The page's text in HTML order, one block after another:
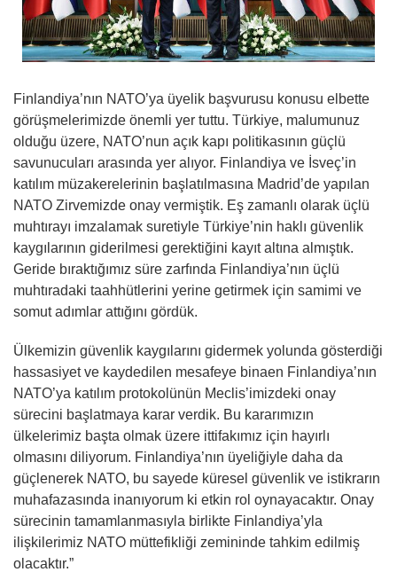
Finlandiya’nın NATO’ya üyelik başvurusu konusu elbette
görüşmelerimizde önemli yer tuttu. Türkiye, malumunuz
olduğu üzere, NATO’nun açık kapı politikasının güçlü
savunucuları arasında yer alıyor. Finlandiya ve İsveç’in
katılım müzakerelerinin başlatılmasına Madrid’de yapılan
NATO Zirvemizde onay vermiştik. Eş zamanlı olarak üçlü
muhtırayı imzalamak suretiyle Türkiye’nin haklı güvenlik
kaygılarının giderilmesi gerektiğini kayıt altına almıştık.
Geride bıraktığımız süre zarfında Finlandiya’nın üçlü
muhtıradaki taahhütlerini yerine getirmek için samimi ve
somut adımlar attığını gördük.
Ülkemizin güvenlik kaygılarını gidermek yolunda gösterdiği
hassasiyet ve kaydedilen mesafeye binaen Finlandiya’nın
NATO’ya katılım protokolünün Meclis’imizdeki onay
sürecini başlatmaya karar verdik. Bu kararımızın
ülkelerimiz başta olmak üzere ittifakımız için hayırlı
olmasını diliyorum. Finlandiya’nın üyeliğiyle daha da
güçlenerek NATO, bu sayede küresel güvenlik ve istikrarın
muhafazasında inanıyorum ki etkin rol oynayacaktır. Onay
sürecinin tamamlanmasıyla birlikte Finlandiya’yla
ilişkilerimiz NATO müttefikliği zemininde tahkim edilmiş
olacaktır.”